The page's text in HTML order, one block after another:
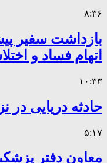
۸:۳۶
بازداشت سفیر
اتهام فساد و
۱۰:۳۳
حادثه دریایی
۵:۱۷
معاون دفتر